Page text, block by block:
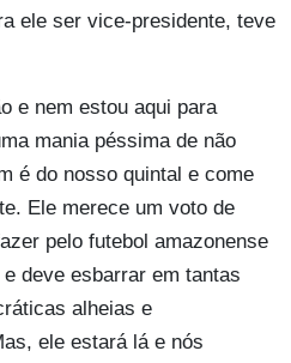
ele ser vice-presidente, teve
e nem estou aqui para
mania péssima de não
é do nosso quintal e come
Ele merece um voto de
pelo futebol amazonense
deve esbarrar em tantas
alheias e
ele estará lá e nós